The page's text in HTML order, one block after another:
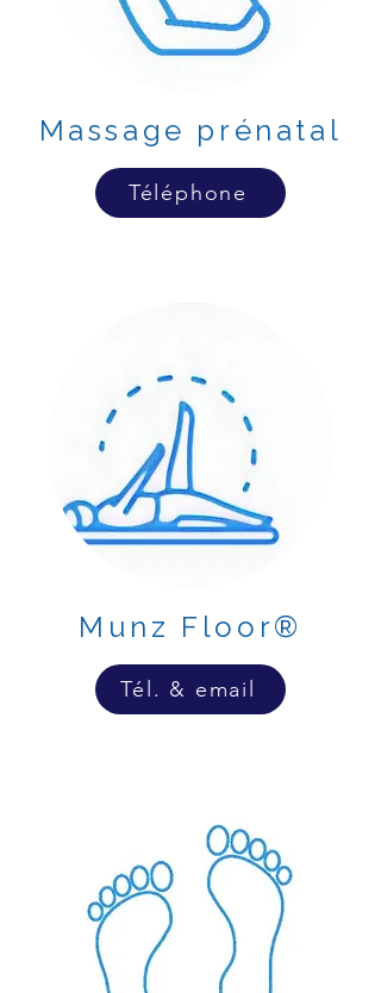
Massage prénatal
Téléphone
Munz Floor®
Tél. & email